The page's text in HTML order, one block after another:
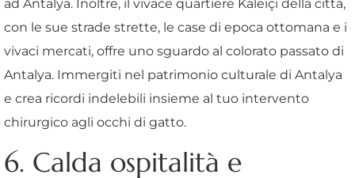
ad Antalya. Inoltre, il vivace quartiere Kaleiçi della città,
con le sue strade strette, le case di epoca ottomana e i
vivaci mercati, offre uno sguardo al colorato passato di
Antalya. Immergiti nel patrimonio culturale di Antalya
e crea ricordi indelebili insieme al tuo intervento
chirurgico agli occhi di gatto.
6. Calda ospitalità e